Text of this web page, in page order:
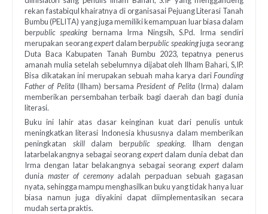
rekan fastabiqul khairatnya di organisasai Pejuang Literasi Tanah
Bumbu (PELITA) yang juga memiliki kemampuan luar biasa dalam
berpublic speaking bernama Irma Ningsih, S.Pd. Irma sendiri
merupakan seorangexpertdalam berpublic speakingjuga seorang
Duta Baca Kabupaten Tanah Bumbu 2023, tepatnya penerus
amanah mulia setelah sebelumnya dijabat oleh Ilham Bahari, S,IP.
Bisa dikatakan ini merupakan sebuah maha karya dariFounding
Father of Pelita(Ilham) bersama President of Pelita (Irma) dalam
memberikan persembahan terbaik bagi daerah dan bagi dunia
literasi.
Buku ini lahir atas dasar keinginan kuat dari penulis untuk
meningkatkan literasi Indonesia khususnya dalam memberikan
peningkatan skilldalam berpublic speaking. Ilham dengan
latarbelakangnya sebagai seorangexpertdalam dunia debat dan
Irma dengan latar belakangnya sebagai seorang expertdalam
dunia master of ceremonyadalah perpaduan sebuah gagasan
nyata, sehingga mampu menghasilkan buku yang tidak hanya luar
biasa namun juga diyakini dapat diimplementasikan secara
mudah serta praktis.